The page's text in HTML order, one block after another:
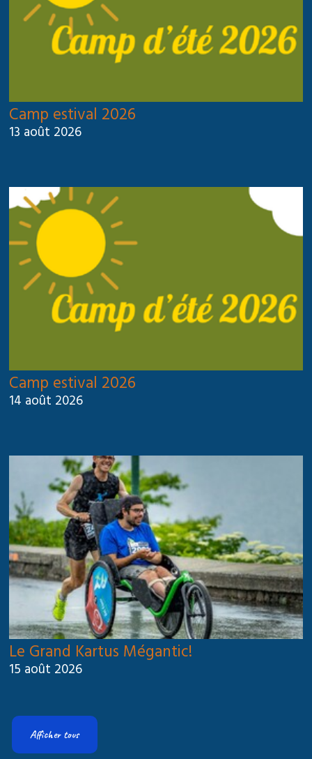
Camp estival 2026
13 août 2026
Camp estival 2026
14 août 2026
Le Grand Kartus Mégantic!
15 août 2026
Afficher tous